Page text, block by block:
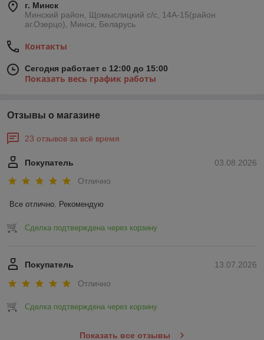
г. Минск
Минский район, Щомыслицкий с/с, 14А-15(район
аг.Озерцо), Минск, Беларусь
Контакты
Сегодня работает с 12:00 до 15:00
Показать весь график работы
Отзывы о магазине
23 отзывов за всё время
03.08.2026
Покупатель
Отлично
Все отлично. Рекомендую
Сделка подтверждена через корзину
13.07.2026
Покупатель
Отлично
Сделка подтверждена через корзину
Показать все отзывы